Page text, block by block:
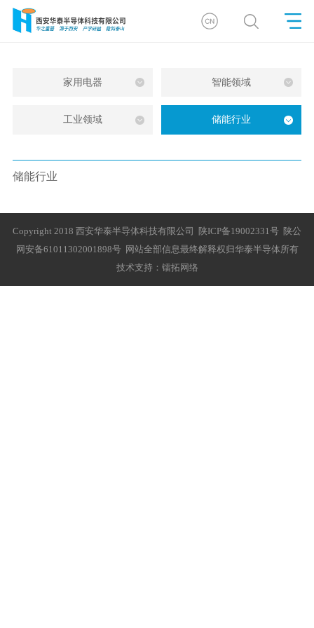
家用电器 智能领域
工业领域 储能行业
储能行业
Copyright 2018 西安华泰半导体科技有限公司 陕ICP备19002331号 陕公
网安备61011302001898号网站全部信息最终解释权归华泰半导体所有
技术支持： 镭拓网络